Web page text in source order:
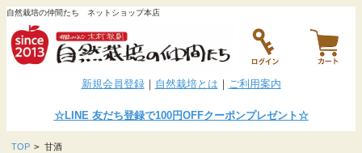
自然栽培の仲間たち ネットショップ本店
新規会員登録｜ 自然栽培とは ｜ ご利用案内
☆LINE友だち登録で100円OFFクーポンプレゼント☆
TOP > 甘酒